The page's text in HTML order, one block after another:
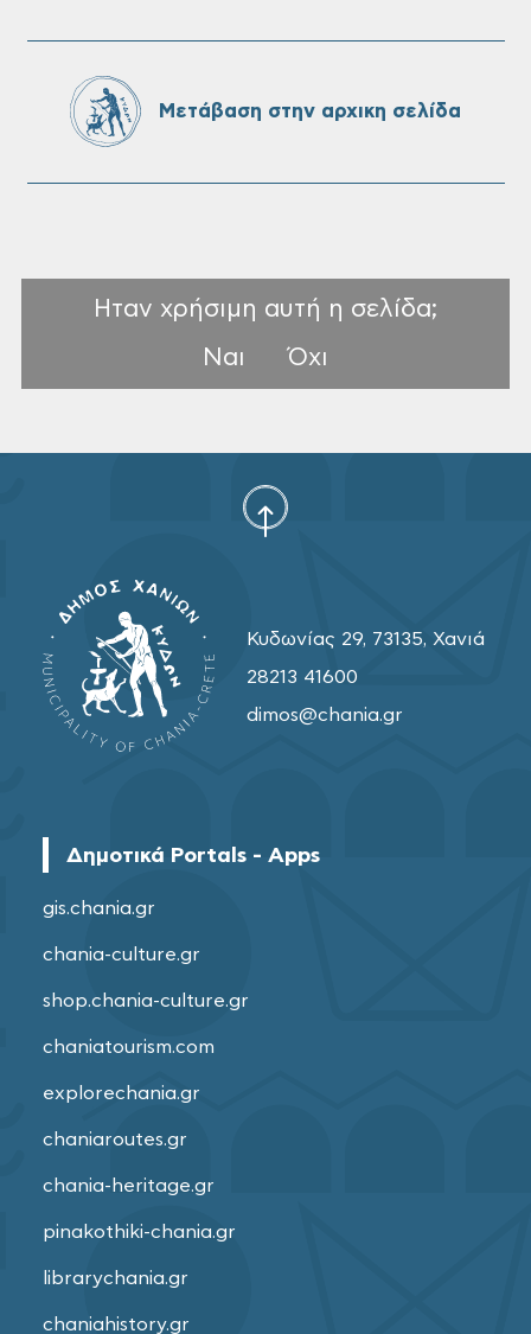
Μετάβαση στην αρχικη σελίδα
Ηταν χρήσιμη αυτή η σελίδα;
Ναι
Όχι
Κυδωνίας 29, 73135, Χανιά
28213 41600
dimos@chania.gr
Δημοτικά Portals - Apps
gis.chania.gr
chania-culture.gr
shop.chania-culture.gr
chaniatourism.com
explorechania.gr
chaniaroutes.gr
chania-heritage.gr
pinakothiki-chania.gr
librarychania.gr
chaniahistory.gr